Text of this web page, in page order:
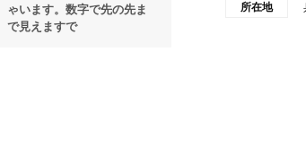
ゃいます。数字で先の先ま
で見えますで
所在地